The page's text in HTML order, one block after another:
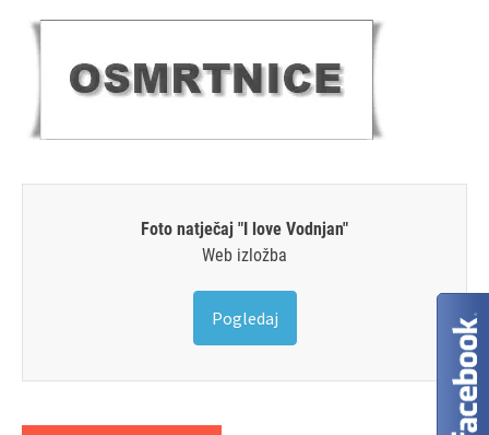
Foto natječaj "I love Vodnjan"
Web izložba
Pogledaj